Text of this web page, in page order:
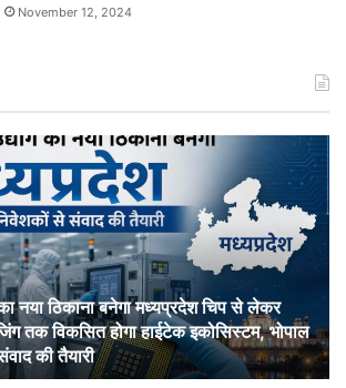
November 12, 2024
नया ठिकाना बनेगा मध्यप्रदेश चिप से लेकर
तक विकसित होगा हाईटेक इकोसिस्टम, भोपाल
की तैयारी